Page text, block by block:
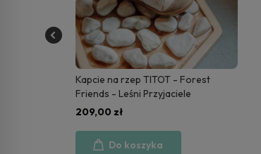
Magiczne różowe kapcie na rzep w
jednorożce i tęcze – idealne dla
każdej małej marzycielki | Rainbow
209,00 zł
Do koszyka